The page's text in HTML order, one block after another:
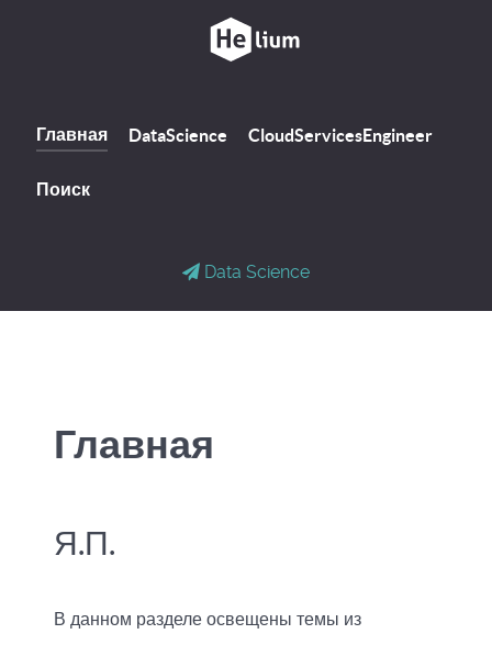
Главная DataScience CloudServicesEngineer
Поиск
Data Science
Главная
Я.П.
В данном разделе освещены темы из